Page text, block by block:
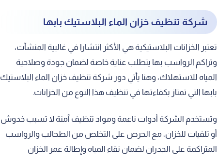
شركة تنظيف خزان الماء البلاستيك بابها
تعتبر الخزانات البلاستيكية هي الأكثر انتشارا في غالبية المنشآت،
وتراكم الرواسب بها يتطلب عناية خاصة لضمان جودة وصلاحية
المياه للاستهلاك، وهنا يأتي دور شركة تنظيف خزان الماء البلاستيك
بابها التي تمتاز بكفاءتها في تنظيف هذا النوع من الخزانات.
وتستخدم الشركة أدوات ناعمة ومواد تنظيف آمنة لا تسبب خدوش
أو تلفيات للخزان، مع الحرص على التخلص من الطحالب والرواسب
المتراكمة على الجدران لضمان نقاء المياه وإطالة عمر الخزان